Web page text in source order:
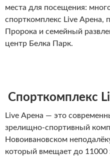
места для посещения:
спорткомплекс Live Арена,
Пророка и семейный
центр Белка Парк.
Спорткомплекс
Live Арена — это
зрелищно-спортивный
Новоивановском
который вмещает до 11000